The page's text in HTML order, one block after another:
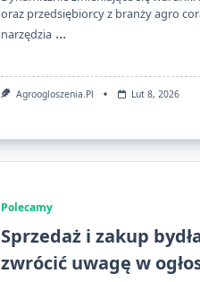
oraz przedsiębiorcy z branży agro
narzędzia ...
Agroogloszenia.pl Lut 8, 2026
Polecamy
Sprzedaż i zakup
zwrócić uwagę w